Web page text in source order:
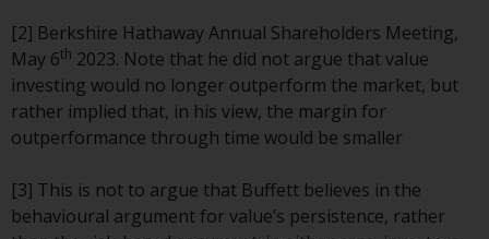
andere relevante Informationen
zu erhalten.
Diese Website beschreibt die
[2] Berkshire Hathaway Annual Shareholders Meeting,
May 6th 2023. Note that he did not argue that value
investing would no longer outperform the market, but
rather implied that, in his view, the margin for
outperformance through time would be smaller
[3] This is not to argue that Buffett believes in the
behavioural argument for value’s persistence, rather